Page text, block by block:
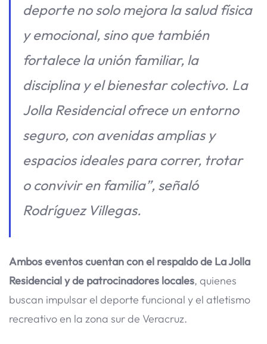
deporte no solo mejora la salud física
y emocional, sino que también
fortalece la unión familiar, la
disciplina y el bienestar colectivo. La
Jolla Residencial ofrece un entorno
seguro, con avenidas amplias y
espacios ideales para correr, trotar
o convivir en familia”, señaló
Rodríguez Villegas.
Ambos eventos cuentan con el respaldo de La Jolla
Residencial y de patrocinadores locales, quienes
buscan impulsar el deporte funcional y el atletismo
recreativo en la zona sur de Veracruz.